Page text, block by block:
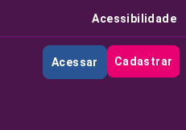
Acessibilidade
Acessar Cadastrar